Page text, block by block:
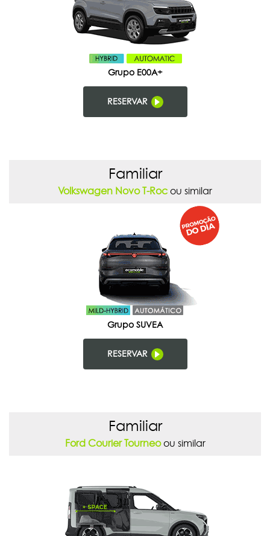
Grupo E00A+
RESERVAR
Familiar
Volkswagen Novo T-Roc ou similar
Grupo SUVEA
RESERVAR
Familiar
Ford Courier Tourneoou similar